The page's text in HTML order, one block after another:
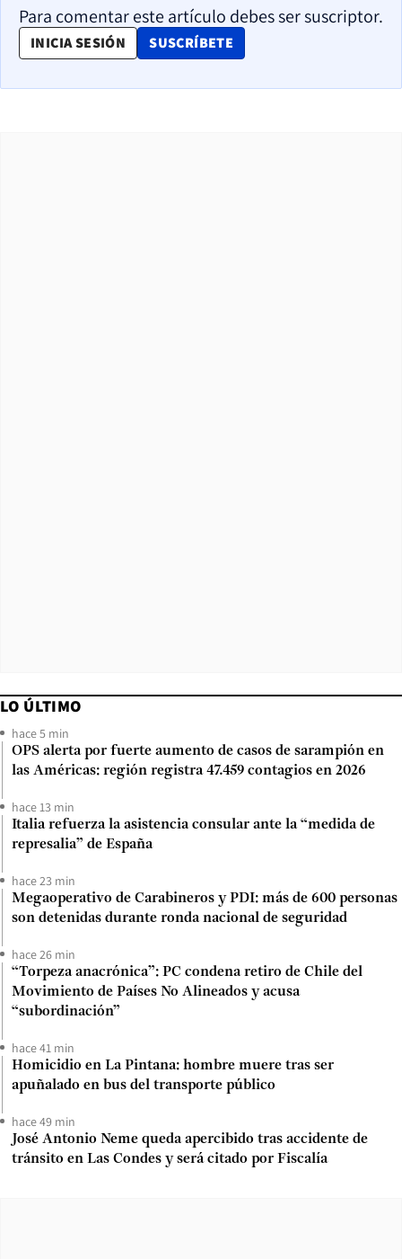
Para comentar este artículo debes ser suscriptor.
INICIA SESIÓN SUSCRÍBETE
OPENS IN NEW WINDOW
LO ÚLTIMO
hace 5 min
OPS alerta por fuerte aumento de casos de sarampión en
las Américas: región registra 47.459 contagios en 2026
hace 13 min
Italia refuerza la asistencia consular ante la “medida de
represalia” de España
hace 23 min
Megaoperativo de Carabineros y PDI: más de 600 personas
son detenidas durante ronda nacional de seguridad
hace 26 min
“Torpeza anacrónica”: PC condena retiro de Chile del
Movimiento de Países No Alineados y acusa
“subordinación”
hace 41 min
Homicidio en La Pintana: hombre muere tras ser
apuñalado en bus del transporte público
hace 49 min
José Antonio Neme queda apercibido tras accidente de
tránsito en Las Condes y será citado por Fiscalía